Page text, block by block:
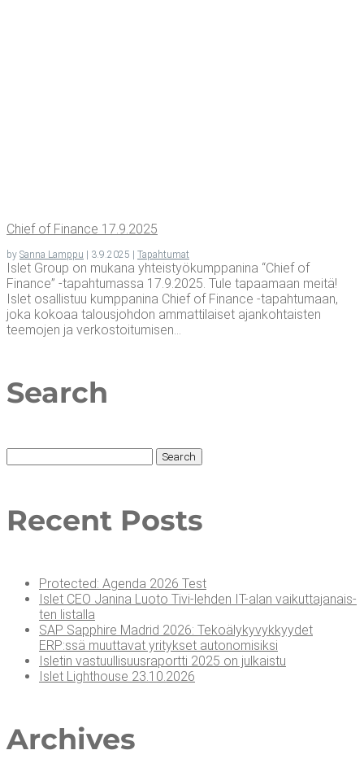
Chief of Finance 17.9.2025
by Sanna Lamppu | 3.9.2025 | Tapahtumat
Islet Group on mukana yhteistyökumppanina “Chief of
Finance” -tapahtumassa 17.9.2025. Tule tapaamaan meitä!
Islet osallistuu kumppanina Chief of Finance -tapahtumaan,
joka kokoaa talousjohdon ammattilaiset ajankohtaisten
teemojen ja verkostoitumisen...
Search
for:
Recent Posts
Pro­tec­ted: Agen­da 2026 Test
Islet CEO Jani­na Luo­to Tivi-leh­den IT-alan vai­kut­ta­ja­nais­
ten listalla
SAP Sapp­hi­re Madrid 2026: Teko­ä­ly­ky­vyk­kyy­det
ERP:ssä muut­ta­vat yri­tyk­set autonomisiksi
Isle­tin vas­tuul­li­suus­ra­port­ti 2025 on julkaistu
Islet Light­house 23.10.2026
Arc­hi­ves